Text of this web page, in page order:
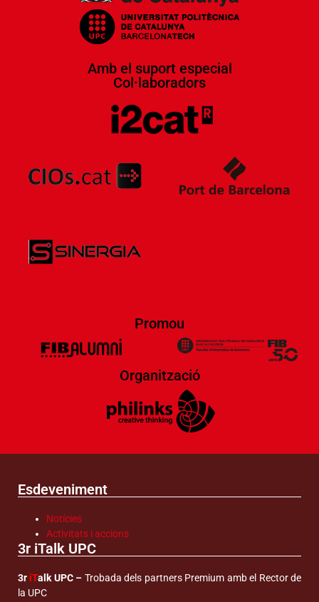
Amb el suport especial
Col·laboradors​
Promou
Organització
Esdeveniment
Notícies
Activitats i accions
3r iTalk UPC
3r iTalk UPC – Trobada dels partners Premium amb el Rector de
la UPC